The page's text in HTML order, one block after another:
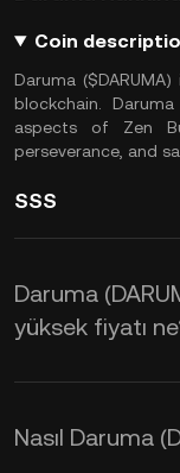
Coin
Daruma
blockchain.
aspects of Zen
perseverance, and
SSS
Daruma
yüksek fiyatı
Nasıl Daruma